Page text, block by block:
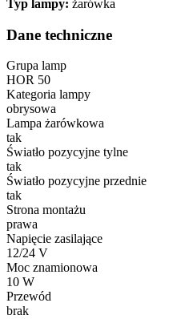
Typ lampy: żarówka
Dane techniczne
Grupa lamp
HOR 50
Kategoria lampy
obrysowa
Lampa żarówkowa
tak
Światło pozycyjne tylne
tak
Światło pozycyjne przednie
tak
Strona montażu
prawa
Napięcie zasilające
12/24 V
Moc znamionowa
10 W
Przewód
brak